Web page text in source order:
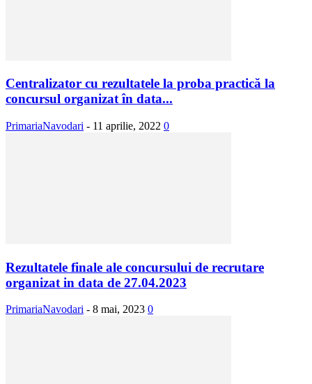
Centralizator cu rezultatele la proba practică la
concursul organizat în data...
PrimariaNavodari - 11 aprilie, 2022 0
Rezultatele finale ale concursului de recrutare
organizat in data de 27.04.2023
PrimariaNavodari - 8 mai, 2023 0